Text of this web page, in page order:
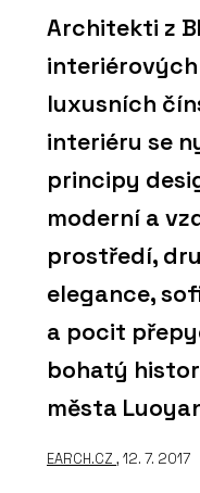
Architekti z
luxusních
interiéru se
principy
moderní a
prostředí,
elegance,
a pocit
bohatý
města
EARCH.CZ , 12. 7. 2017